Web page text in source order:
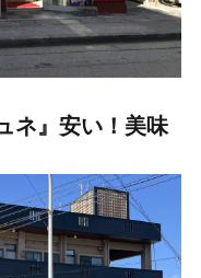
ネ』安い！美味